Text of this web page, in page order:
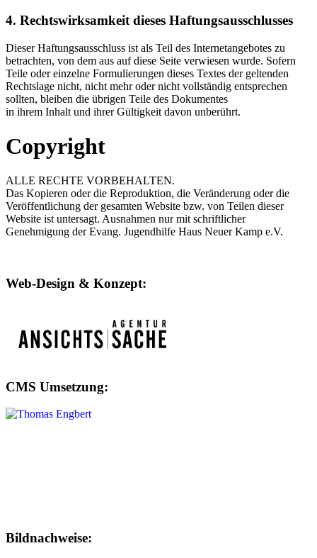
4. Rechtswirksamkeit dieses Haftungsausschlusses
Dieser Haftungsausschluss ist als Teil des Internetangebotes zu
betrachten, von dem aus auf diese Seite verwiesen wurde. Sofern
Teile oder einzelne Formulierungen dieses Textes der geltenden
Rechtslage nicht, nicht mehr oder nicht vollständig entsprechen
sollten, bleiben die übrigen Teile des Dokumentes
in ihrem Inhalt und ihrer Gültigkeit davon unberührt.
Copyright
ALLE RECHTE VORBEHALTEN.
Das Kopieren oder die Reproduktion, die Veränderung oder die
Veröffentlichung der gesamten Website bzw. von Teilen dieser
Website ist untersagt. Ausnahmen nur mit schriftlicher
Genehmigung der Evang. Jugendhilfe Haus Neuer Kamp e.V.
Web-Design & Konzept:
CMS Umsetzung:
Bildnachweise: